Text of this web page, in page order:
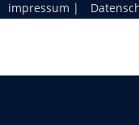
impressum |